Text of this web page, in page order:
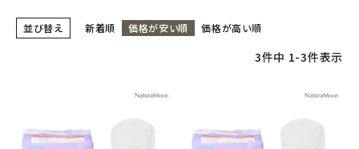
並び替え 新着順 価格が安い順 価格が高い順
3件中 1-3件表示